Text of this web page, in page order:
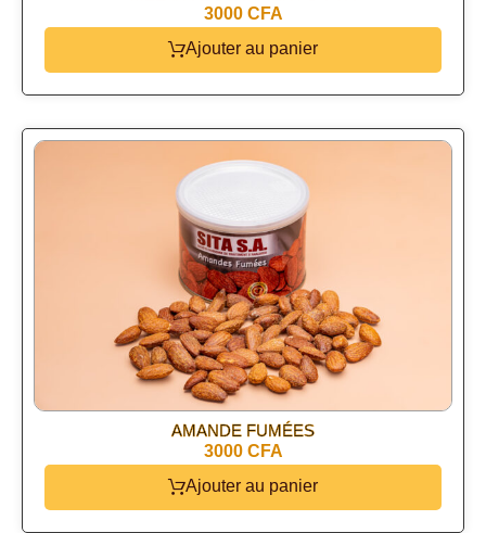
3000 CFA
Ajouter au panier
AMANDE FUMÉES
3000 CFA
Ajouter au panier